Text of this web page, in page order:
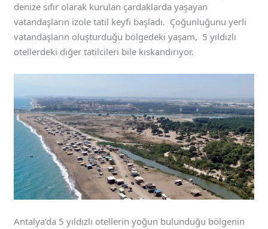
denize sıfır olarak kurulan çardaklarda yaşayan
vatandaşların izole tatil keyfi başladı. Çoğunluğunu yerli
vatandaşların oluşturduğu bölgedeki yaşam, 5 yıldızlı
otellerdeki diğer tatilcileri bile kıskandırıyor.
Antalya’da 5 yıldızlı otellerin yoğun bulunduğu bölgenin